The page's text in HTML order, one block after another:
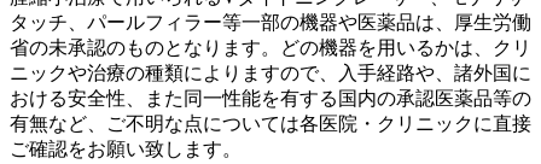
タッチ、パールフィラー等一部の機器や医薬品は、厚生労働
省の未承認のものとなります。どの機器を用いるかは、クリ
ニックや治療の種類によりますので、入手経路や、諸外国に
おける安全性、また同一性能を有する国内の承認医薬品等の
有無など、ご不明な点については各医院・クリニックに直接
ご確認をお願い致します。